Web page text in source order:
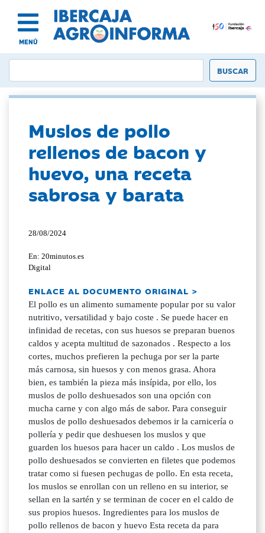
MENÚ
Muslos de pollo
rellenos de bacon y
huevo, una receta
sabrosa y barata
28/08/2024
En: 20minutos.es
Digital
ENLACE AL DOCUMENTO ORIGINAL >
El pollo es un alimento sumamente popular por su valor
nutritivo, versatilidad y bajo coste . Se puede hacer en
infinidad de recetas, con sus huesos se preparan buenos
caldos y acepta multitud de sazonados . Respecto a los
cortes, muchos prefieren la pechuga por ser la parte
más carnosa, sin huesos y con menos grasa. Ahora
bien, es también la pieza más insípida, por ello, los
muslos de pollo deshuesados son una opción con
mucha carne y con algo más de sabor. Para conseguir
muslos de pollo deshuesados debemos ir la carnicería o
pollería y pedir que deshuesen los muslos y que
guarden los huesos para hacer un caldo . Los muslos de
pollo deshuesados se convierten en filetes que podemos
tratar como si fuesen pechugas de pollo. En esta receta,
los muslos se enrollan con un relleno en su interior, se
sellan en la sartén y se terminan de cocer en el caldo de
sus propios huesos. Ingredientes para los muslos de
pollo rellenos de bacon y huevo Esta receta da para